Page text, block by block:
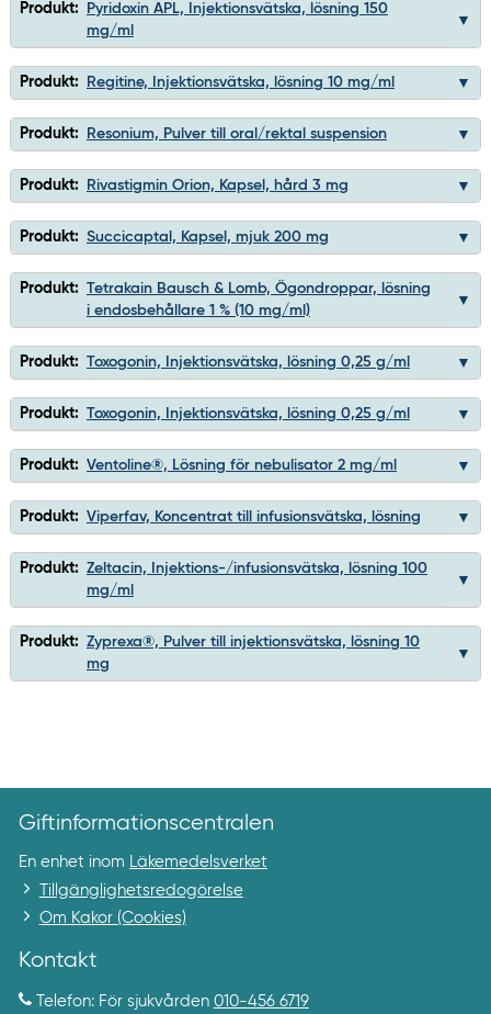
Produkt:
Pyridoxin APL, Injektionsvätska, lösning 150
mg/ml
Produkt: Regitine, Injektionsvätska, lösning 10 mg/ml
Produkt: Resonium, Pulver till oral/rektal suspension
Produkt: Rivastigmin Orion, Kapsel, hård 3 mg
Produkt: Succicaptal, Kapsel, mjuk 200 mg
Produkt: Tetrakain Bausch & Lomb, Ögondroppar, lösning
i endosbehållare 1 % (10 mg/ml)
Produkt: Toxogonin, Injektionsvätska, lösning 0,25 g/ml
Produkt: Toxogonin, Injektionsvätska, lösning 0,25 g/ml
Produkt: Ventoline®, Lösning för nebulisator 2 mg/ml
Produkt: Viperfav, Koncentrat till infusionsvätska, lösning
Produkt: Zeltacin, Injektions-/infusionsvätska, lösning 100
mg/ml
Produkt: Zyprexa®, Pulver till injektionsvätska, lösning 10
mg
Giftinformationscentralen
En enhet inom Läkemedelsverket
Tillgänglighetsredogörelse
Om Kakor (Cookies)
Kontakt
Telefon: För sjukvården 010-456 6719